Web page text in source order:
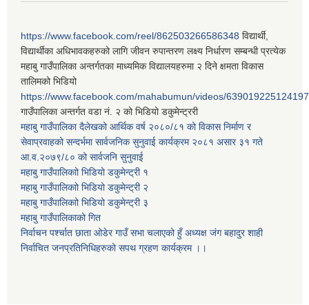
https://www.facebook.com/reel/862503266586348 विद्यार्थी,
विद्यार्थीका अधिभावकहरुको लागि जीवन रुपान्तरण लक्ष्य निर्धारण सम्बन्धी प्रत्येक
महाबु गाउँपालिका अन्तर्गतका माध्यमिक विद्यालयहरुमा २ दिने क्षमता विकास
तालिमको भिडियो
https://www.facebook.com/mahabumun/videos/639019225124197
गाउँपालिका अन्तर्गत वडा नं. २ को भिडियो डकुमेन्ट्ररी
महाबु गाउँपालिका दैलेखको आर्थिक वर्ष २०८०/८१ को विकास निर्माण र
सेवाप्रवाहको सन्दर्भमा सार्वजनिक सुनुवाई कार्यक्रम २०८१ असार ३१ गते
आ.व.२०७९/८० को सार्वजनि सुनुवाई
महाबु गाउँपालिकाो भिडियो डकुमेन्ट्री १
महाबु गाउँपालिकाो भिडियो डकुमेन्ट्री २
महाबु गाउँपालिकाो भिडियो डकुमेन्ट्री ३
महाबु गाउँपालिकाको गित
निर्वाचन पर्श्चात छाता ओडेर गाउँ सभा चलाएको हुँ अध्यक्ष जंग बहादुर शाही
निर्वाचित जनप्रतिनिधिहरुको सपथ ग्रहण कार्यक्रम ।।